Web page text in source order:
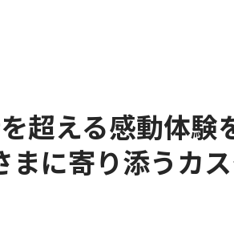
超える感動体験
に寄り添うカ